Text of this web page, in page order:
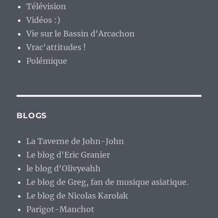
Télévision
Vidéos :)
Vie sur le Bassin d'Arcachon
Vrac'attitudes !
Polémique
BLOGS
La Taverne de John-John
Le blog d'Eric Granier
le blog d'Olivyeahh
Le blog de Greg, fan de musique asiatique.
Le blog de Nicolas Karolak
Parigot-Manchot